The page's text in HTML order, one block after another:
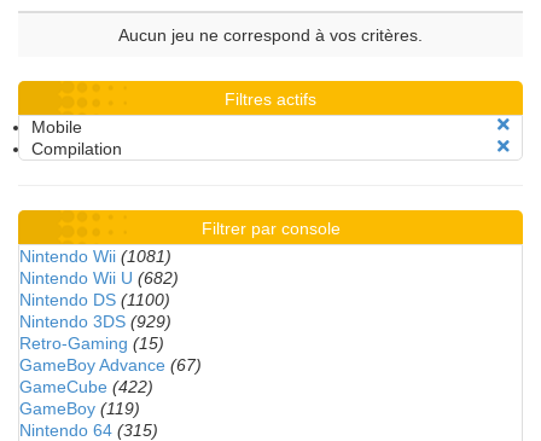
Aucun jeu ne correspond à vos critères.
Filtres actifs
Mobile
Compilation
Filtrer par console
Nintendo Wii (1081)
Nintendo Wii U (682)
Nintendo DS (1100)
Nintendo 3DS (929)
Retro-Gaming (15)
GameBoy Advance (67)
GameCube (422)
GameBoy (119)
Nintendo 64 (315)